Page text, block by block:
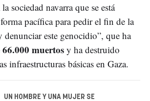
sociedad navarra que se está
pacífica para pedir el fin de la
denunciar este genocidio”, que ha
66.000 muertos y ha destruido
infraestructuras básicas en Gaza.
UN HOMBRE Y UNA MUJER SE